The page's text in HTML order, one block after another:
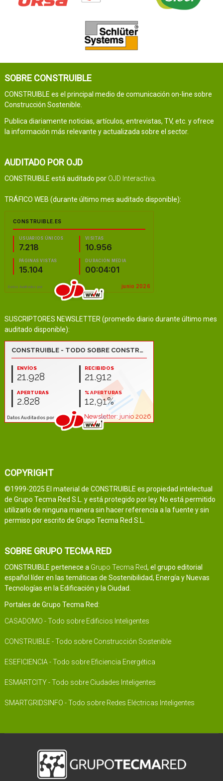
SOBRE CONSTRUIBLE
CONSTRUIBLE es el principal medio de comunicación on-line sobre
Construcción Sostenible.
Publica diariamente noticias, artículos, entrevistas, TV, etc. y ofrece
la información más relevante y actualizada sobre el sector.
AUDITADO POR OJD
CONSTRUIBLE está auditado por OJD Interactiva
TRÁFICO WEB (durante último mes auditado disponible):
SUSCRIPTORES NEWSLETTER (promedio diario durante último mes
auditado disponible):
COPYRIGHT
©1999-2025 El material de CONSTRUIBLE es propiedad intelectual
de Grupo Tecma Red S.L. y está protegido por ley. No está permitido
utilizarlo de ninguna manera sin hacer referencia a la fuente y sin
permiso por escrito de Grupo Tecma Red S.L.
SOBRE GRUPO TECMA RED
CONSTRUIBLE pertenece a Grupo Tecma Red, el grupo editorial
español líder en las temáticas de Sostenibilidad, Energía y Nuevas
Tecnologías en la Edificación y la Ciudad.
Portales de Grupo Tecma Red:
CASADOMO - Todo sobre Edificios Inteligentes
CONSTRUIBLE - Todo sobre Construcción Sostenible
ESEFICIENCIA - Todo sobre Eficiencia Energética
ESMARTCITY - Todo sobre Ciudades Inteligentes
SMARTGRIDSINFO - Todo sobre Redes Eléctricas Inteligentes